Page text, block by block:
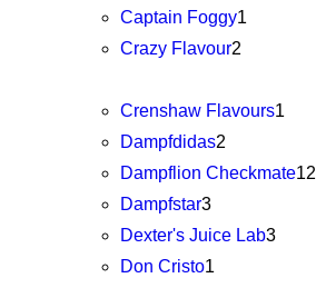
Captain Foggy1
Crazy Flavour2
Crenshaw Flavours1
Dampfdidas2
Dampflion Checkmate12
Dampfstar3
Dexter's Juice Lab3
Don Cristo1